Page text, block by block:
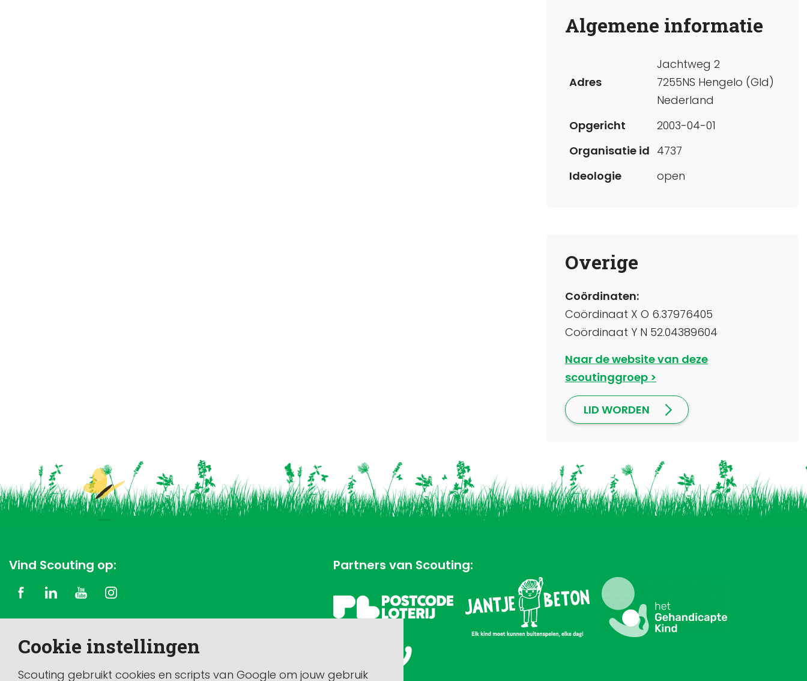
Cookie instellingen
Scouting gebruikt cookies en scripts van Google om jouw gebruik
Algemene informatie
Adres
Jachtweg 2
7255NS Hengelo (Gld)
Nederland
Opgericht
2003-04-01
Organisatie id 4737
Ideologie
open
Overige
Coördinaten:
Coördinaat X O 6.37976405
Coördinaat Y N 52.04389604
Naar de website van deze
scoutinggroep
LID WORDEN
Vind Scouting op:
Dit is de officiële website van de vereniging Scouting
Partners van Scouting: